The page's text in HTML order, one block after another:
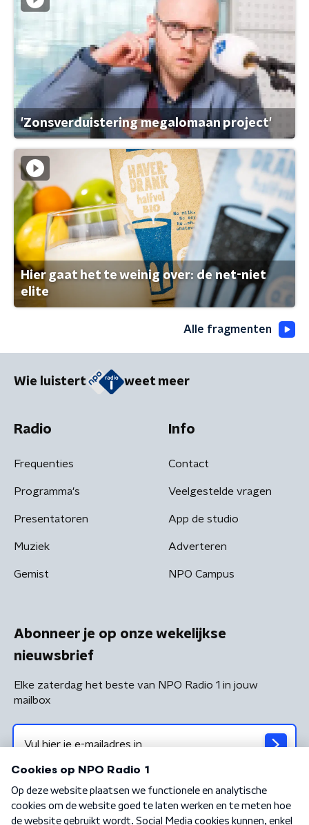
'Zonsverduistering megalomaan project'
Hier gaat het te weinig over: de net-niet
elite
Alle fragmenten
Wie luistert weet meer
Radio
Frequenties
Programma's
Presentatoren
Muziek
Gemist
Info
Contact
Veelgestelde vragen
App de studio
Adverteren
NPO Campus
Abonneer je op onze wekelijkse
nieuwsbrief
Elke zaterdag het beste van NPO Radio 1 in jouw
mailbox